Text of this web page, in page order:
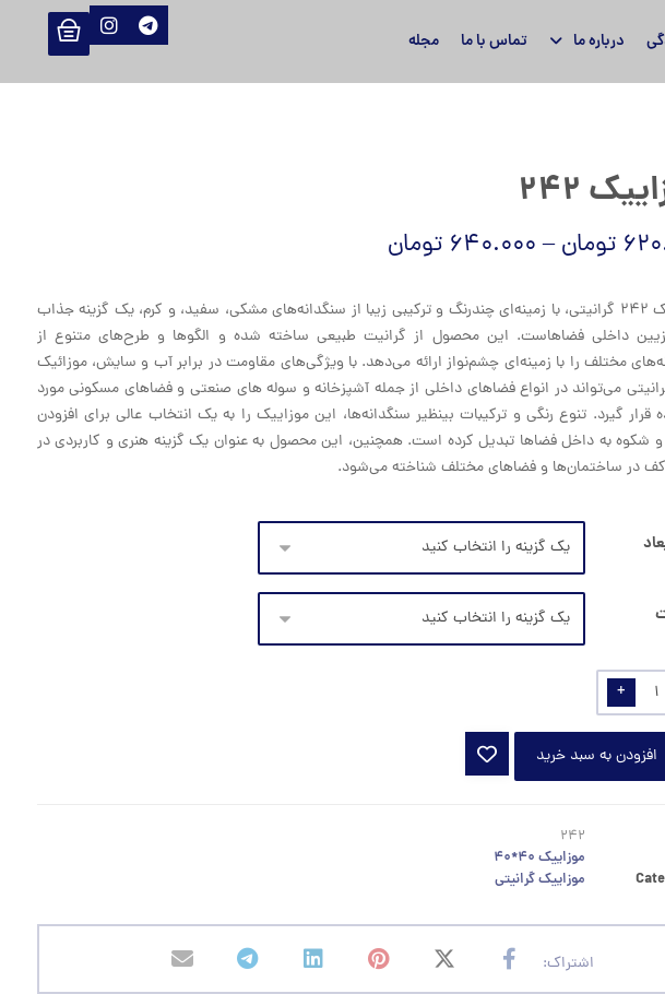
درباره ما تماس با ما مجله
۲۴۲
تومان–۶۴۰.۰۰۰ تومان
موزاییک ۲۴۲ گرانیتی، با زمینه‌ای چندرنگ و ترکیبی زیبا از سنگدانه‌های مشکی، سفید، و کرم، یک گزینه جذاب
داخلی فضاهاست. این محصول از گرانیت طبیعی ساخته شده و الگوها و طرح‌های متنوع از
مختلف را با زمینه‌ای چشم‌نواز ارائه می‌دهد. با ویژگی‌های مقاومت در برابر آب و سایش، موزائیک
گرانیتی می‌تواند در انواع فضاهای داخلی از جمله آشپزخانه‌ و سوله های صنعتی و فضاهای مسکونی مورد
قرار گیرد. تنوع رنگی و ترکیبات بینظیر سنگدانه‌ها، این موزاییک را به یک انتخاب عالی برای افزودن
و شکوه به داخل فضاها تبدیل کرده است. همچنین، این محصول به عنوان یک گزینه هنری و کاربردی در
در ساختمان‌ها و فضاهای مختلف شناخته می‌شود.
+
افزودن به سبد خرید
۲۴۲
موزاییک ۴۰*۴۰
موزاییک گرانیتی